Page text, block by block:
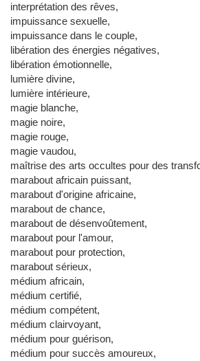
interprétation des rêves,
impuissance sexuelle,
impuissance dans le couple,
libération des énergies négatives,
libération émotionnelle,
lumière divine,
lumière intérieure,
magie blanche,
magie noire,
magie rouge,
magie vaudou,
maîtrise des arts occultes pour des
marabout africain puissant,
marabout d'origine africaine,
marabout de chance,
marabout de désenvoûtement,
marabout pour l'amour,
marabout pour protection,
marabout sérieux,
médium africain,
médium certifié,
médium compétent,
médium clairvoyant,
médium pour guérison,
médium pour succès amoureux,